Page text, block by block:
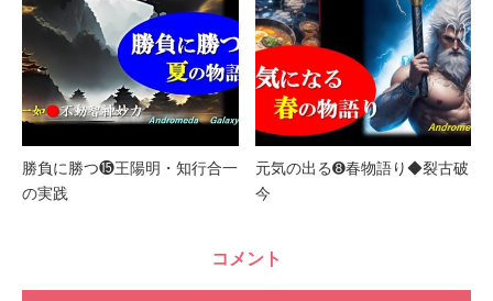
勝負に勝つ⓯王陽明・知行合一
の実践
元気の出る➑春物語り◆裂古破
今
コメント